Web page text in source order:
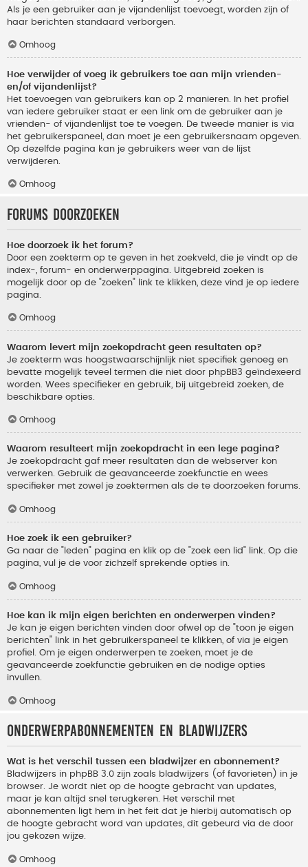
Als je een gebruiker aan je vijandenlijst toevoegt, worden zijn of
haar berichten standaard verborgen.
Omhoog
Hoe verwijder of voeg ik gebruikers toe aan mijn vrienden-
en/of vijandenlijst?
Het toevoegen van gebruikers kan op 2 manieren. In het profiel
van iedere gebruiker staat er een link om de gebruiker aan je
vrienden- of vijandenlijst toe te voegen. De tweede manier is via
het gebruikerspaneel, dan moet je een gebruikersnaam opgeven.
Op dezelfde pagina kan je gebruikers weer van de lijst
verwijderen.
Omhoog
Forums doorzoeken
Hoe doorzoek ik het forum?
Door een zoekterm op te geven in het zoekveld, die je vindt op de
index-, forum- en onderwerppagina. Uitgebreid zoeken is
mogelijk door op de "zoeken" link te klikken, deze vind je op iedere
pagina.
Omhoog
Waarom levert mijn zoekopdracht geen resultaten op?
Je zoekterm was hoogstwaarschijnlijk niet specifiek genoeg en
bevatte mogelijk teveel termen die niet door phpBB3 geïndexeerd
worden. Wees specifieker en gebruik, bij uitgebreid zoeken, de
beschikbare opties.
Omhoog
Waarom resulteert mijn zoekopdracht in een lege pagina?
Je zoekopdracht gaf meer resultaten dan de webserver kon
verwerken. Gebruik de geavanceerde zoekfunctie en wees
specifieker met zowel je zoektermen als de te doorzoeken forums.
Omhoog
Hoe zoek ik een gebruiker?
Ga naar de "leden" pagina en klik op de "zoek een lid" link. Op die
pagina, vul je de voor zichzelf sprekende opties in.
Omhoog
Hoe kan ik mijn eigen berichten en onderwerpen vinden?
Je kan je eigen berichten vinden door ofwel op de "toon je eigen
berichten" link in het gebruikerspaneel te klikken, of via je eigen
profiel. Om je eigen onderwerpen te zoeken, moet je de
geavanceerde zoekfunctie gebruiken en de nodige opties
invullen.
Omhoog
Onderwerpabonnementen en bladwijzers
Wat is het verschil tussen een bladwijzer en abonnement?
Bladwijzers in phpBB 3.0 zijn zoals bladwijzers (of favorieten) in je
browser. Je wordt niet op de hoogte gebracht van updates,
maar je kan altijd snel terugkeren. Het verschil met
abonnementen ligt hem in het feit dat je hierbij automatisch op
de hoogte gebracht word van updates, dit gebeurd via de door
jou gekozen wijze.
Omhoog